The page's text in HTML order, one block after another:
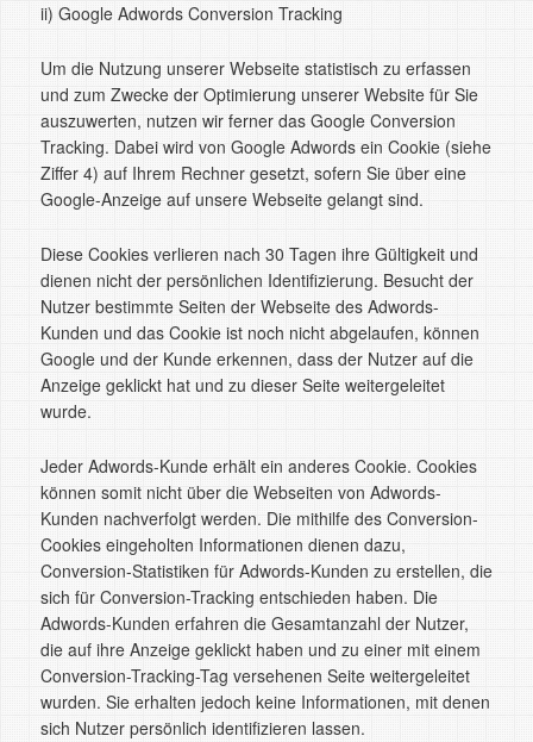
ii) Google Adwords Conversion Tracking
Um die Nutzung unserer Webseite statistisch zu erfassen
und zum Zwecke der Optimierung unserer Website für Sie
auszuwerten, nutzen wir ferner das Google Conversion
Tracking. Dabei wird von Google Adwords ein Cookie (siehe
Ziffer 4) auf Ihrem Rechner gesetzt, sofern Sie über eine
Google-Anzeige auf unsere Webseite gelangt sind.
Diese Cookies verlieren nach 30 Tagen ihre Gültigkeit und
dienen nicht der persönlichen Identifizierung. Besucht der
Nutzer bestimmte Seiten der Webseite des Adwords-
Kunden und das Cookie ist noch nicht abgelaufen, können
Google und der Kunde erkennen, dass der Nutzer auf die
Anzeige geklickt hat und zu dieser Seite weitergeleitet
wurde.
Jeder Adwords-Kunde erhält ein anderes Cookie. Cookies
können somit nicht über die Webseiten von Adwords-
Kunden nachverfolgt werden. Die mithilfe des Conversion-
Cookies eingeholten Informationen dienen dazu,
Conversion-Statistiken für Adwords-Kunden zu erstellen, die
sich für Conversion-Tracking entschieden haben. Die
Adwords-Kunden erfahren die Gesamtanzahl der Nutzer,
die auf ihre Anzeige geklickt haben und zu einer mit einem
Conversion-Tracking-Tag versehenen Seite weitergeleitet
wurden. Sie erhalten jedoch keine Informationen, mit denen
sich Nutzer persönlich identifizieren lassen.